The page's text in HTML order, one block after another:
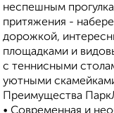
неспешным
притяжения -
дорожкой,
площадками и
с теннисными
уютными
Преимущества